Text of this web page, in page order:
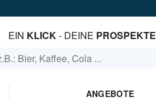
EIN KLICK- DEINE PROSPEKTE
ANGEBOTE